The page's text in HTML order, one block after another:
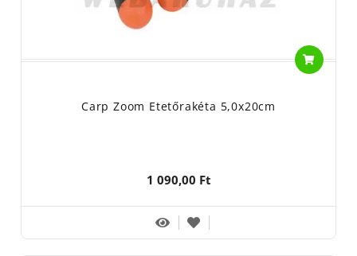
Carp Zoom Etetőrakéta 5,0x20cm
1 090,00 Ft